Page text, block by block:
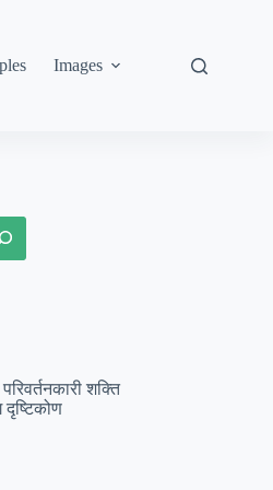
Images
शक्ति
दृष्टिकोण